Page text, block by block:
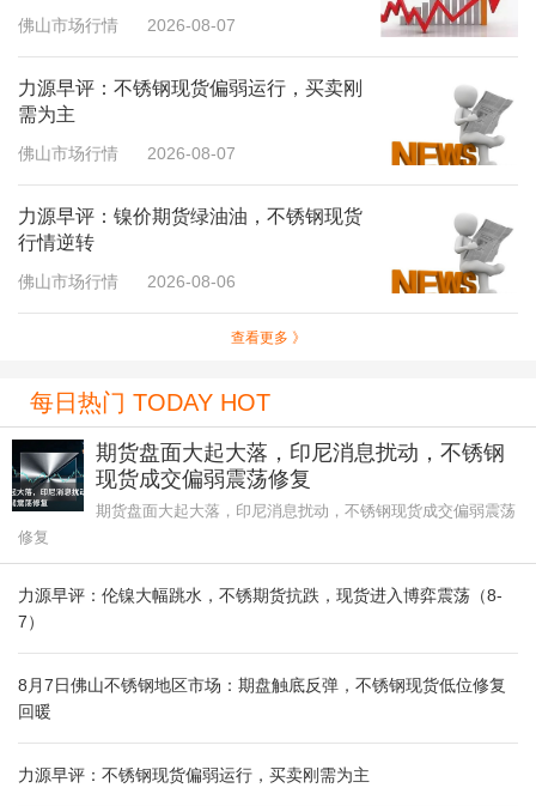
佛山市场行情 2026-08-07
力源早评：不锈钢现货偏弱运行，买卖刚
需为主
佛山市场行情 2026-08-07
力源早评：镍价期货绿油油，不锈钢现货
行情逆转
佛山市场行情 2026-08-06
查看更多 》
每日热门 TODAY HOT
期货盘面大起大落，印尼消息扰动，不锈钢
现货成交偏弱震荡修复
期货盘面大起大落，印尼消息扰动，不锈钢现货成交偏弱震荡
修复
力源早评：伦镍大幅跳水，不锈期货抗跌，现货进入博弈震荡（8-
7）
8月7日佛山不锈钢地区市场：期盘触底反弹，不锈钢现货低位修复
回暖
力源早评：不锈钢现货偏弱运行，买卖刚需为主